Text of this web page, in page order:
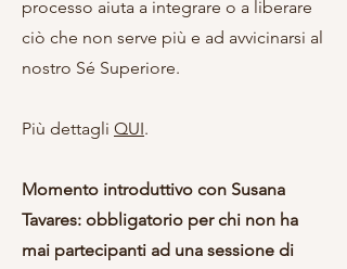
processo aiuta a integrare o a liberare
ciò che non serve più e ad avvicinarsi al
nostro Sé Superiore.
Più dettagli QUI.
Momento introduttivo con Susana
Tavares: obbligatorio per chi non ha
mai partecipanti ad una sessione di